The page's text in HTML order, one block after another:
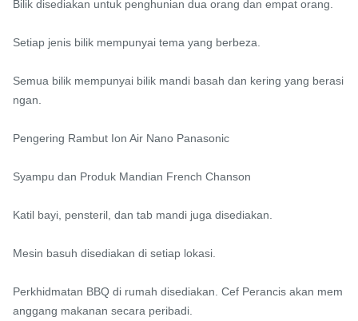
Bilik disediakan untuk penghunian dua orang dan empat orang.
Setiap jenis bilik mempunyai tema yang berbeza.
Semua bilik mempunyai bilik mandi basah dan kering yang berasi
ngan.
Pengering Rambut Ion Air Nano Panasonic
Syampu dan Produk Mandian French Chanson
Katil bayi, pensteril, dan tab mandi juga disediakan.
Mesin basuh disediakan di setiap lokasi.
Perkhidmatan BBQ di rumah disediakan. Cef Perancis akan mem
anggang makanan secara peribadi.